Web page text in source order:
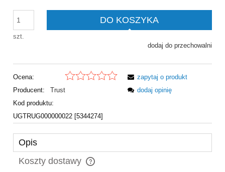
szt.
DO KOSZYKA
dodaj do przechowalni
Ocena:
Producent:
Trust
Kod produktu:
UGTRUG000000022 [5344274]
zapytaj o produkt
dodaj opinię
Opis
Koszty dostawy
Cena nie zawiera ewentualnych kosztów płatności